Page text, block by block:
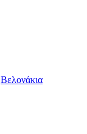
Βελονάκια